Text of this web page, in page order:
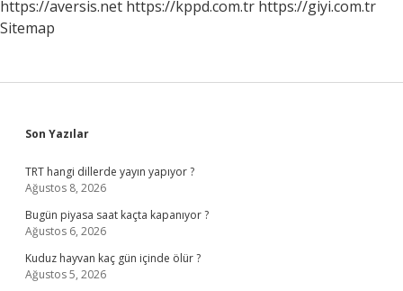
https://aversis.net https://kppd.com.tr https://giyi.com.tr
Sitemap
Sidebar
Son Yazılar
TRT hangi dillerde yayın yapıyor ?
Ağustos 8, 2026
Bugün piyasa saat kaçta kapanıyor ?
Ağustos 6, 2026
Kuduz hayvan kaç gün içinde ölür ?
Ağustos 5, 2026